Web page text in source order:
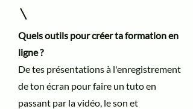
Quels outils pour créer ta formation en
ligne ?
De tes présentations à l'enregistrement
de ton écran pour faire un tuto en
passant par la vidéo, le son et